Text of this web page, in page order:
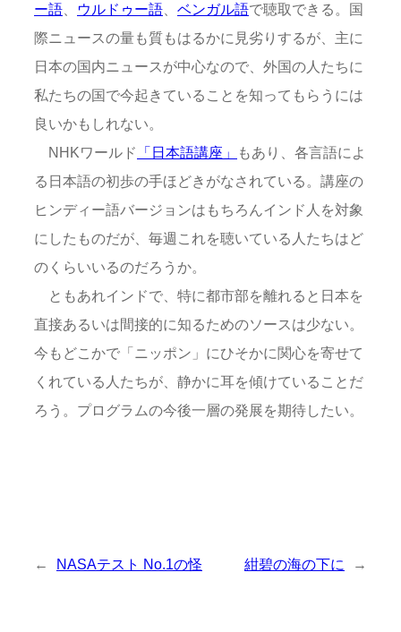
ー語
ウルドゥー語 ベンガル語で聴取できる。国
際ニュースの量も質もはるかに見劣りするが、主に
日本の国内ニュースが中心なので、外国の人たちに
私たちの国で今起きていることを知ってもらうには
良いかもしれない。
NHKワールド
「日本語講座」
もあり、各言語によ
る日本語の初歩の手ほどきがなされている。講座の
ヒンディー語バージョンはもちろんインド人を対象
にしたものだが、毎週これを聴いている人たちはど
のくらいいるのだろうか。
ともあれインドで、特に都市部を離れると日本を
直接あるいは間接的に知るためのソースは少ない。
今もどこかで「ニッポン」にひそかに関心を寄せて
くれている人たちが、静かに耳を傾けていることだ
ろう。プログラムの今後一層の発展を期待したい。
← NASAテスト No.1の怪 紺碧の海の下に →